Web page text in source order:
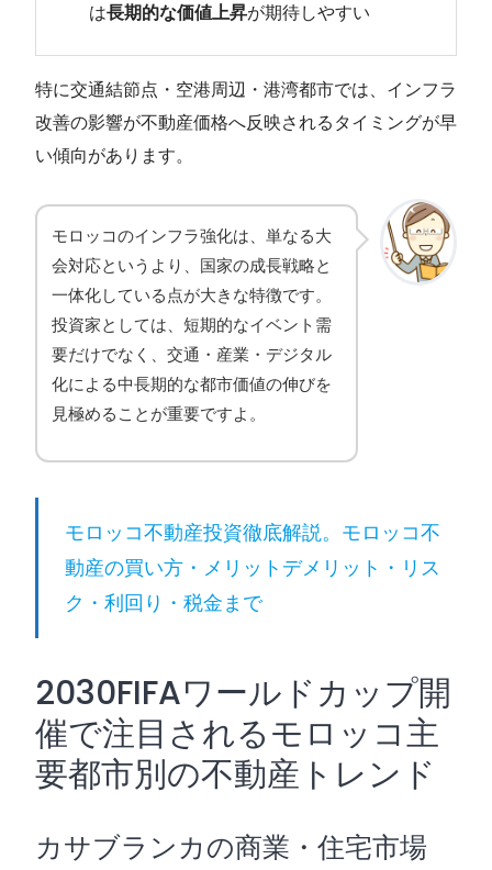
は長期的な価値上昇が期待しやすい
特に交通結節点・空港周辺・港湾都市では、インフラ
改善の影響が不動産価格へ反映されるタイミングが早
い傾向があります。
モロッコのインフラ強化は、単なる大
会対応というより、国家の成長戦略と
一体化している点が大きな特徴です。
投資家としては、短期的なイベント需
要だけでなく、交通・産業・デジタル
化による中長期的な都市価値の伸びを
見極めることが重要ですよ。
モロッコ不動産投資徹底解説。モロッコ不
動産の買い方・メリットデメリット・リス
ク・利回り・税金まで
2030FIFAワールドカップ開
催で注目されるモロッコ主
要都市別の不動産トレンド
カサブランカの商業・住宅市場